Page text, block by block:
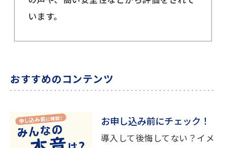
います。
おすすめのコンテンツ
お申し込み前にチェック！
導入して後悔してない？イメ